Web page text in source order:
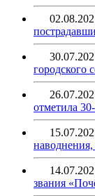
городского
отметила
звания